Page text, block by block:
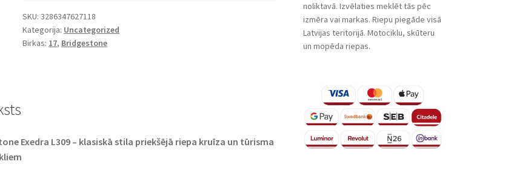
-
17
55S
SKU:3286347627118
Kategorija: Uncategorized
Birkas: 17, Bridgestone
Exedra L309 – klasiskā stila priekšējā riepa kruīza un tūrisma
noliktavā. Izvēlaties meklēt tās pēc
izmēra vai markas. Riepu piegāde visā
Latvijas teritorijā. Motociklu, skūteru
un mopēda riepas.